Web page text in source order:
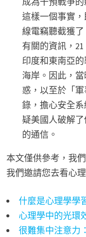
這樣一個事實
線電竊聽截獲
有關的資訊，
印度和東南亞
海岸。因此，
惑，以至於「
錄，擔心安全
疑美國人破解
的通信。
本文僅供參考，我
我們邀請您去看心
什麼是心理學學
心理學中的光環
很難集中注意力